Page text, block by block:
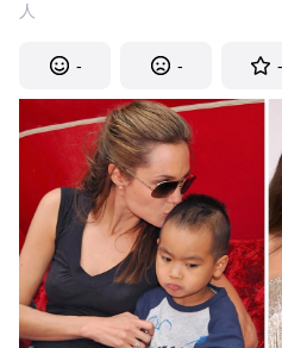
人
- - -